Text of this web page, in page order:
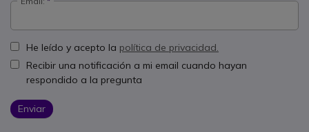
He leído y acepto la política de privacidad.
Recibir una notificación a mi email cuando hayan
respondido a la pregunta
Enviar